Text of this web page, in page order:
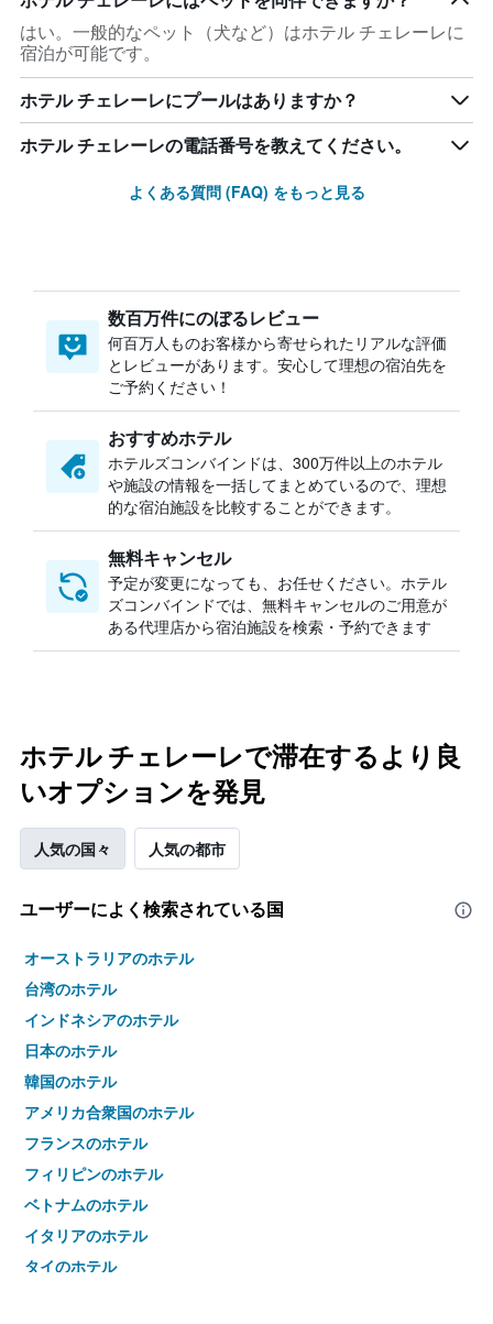
はい。一般的なペット（犬など）はホテル チェレーレに
宿泊が可能です。
ホテル チェレーレにプールはありますか？
ホテル チェレーレの電話番号を教えてください。
よくある質問 (FAQ) をもっと見る
数百万件にのぼるレビュー
何百万人ものお客様から寄せられたリアルな評価
とレビューがあります。安心して理想の宿泊先を
ご予約ください！
おすすめホテル
ホテルズコンバインドは、300万件以上のホテル
や施設の情報を一括してまとめているので、理想
的な宿泊施設を比較することができます。
無料キャンセル
予定が変更になっても、お任せください。ホテル
ズコンバインドでは、無料キャンセルのご用意が
ある代理店から宿泊施設を検索・予約できます
ホテル チェレーレで滞在するより良
いオプションを発見
人気の国々 人気の都市
ユーザーによく検索されている国
オーストラリアのホテル
台湾のホテル
インドネシアのホテル
日本のホテル
韓国のホテル
アメリカ合衆国のホテル
フランスのホテル
フィリピンのホテル
ベトナムのホテル
イタリアのホテル
タイのホテル